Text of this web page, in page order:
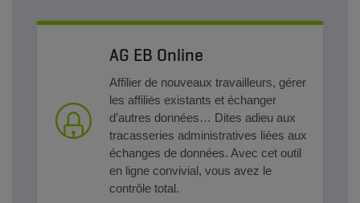
AG EB Online
Affilier de nouveaux travailleurs, gérer
les affiliés existants et échanger
d’autres données… Dites adieu aux
tracasseries administratives liées aux
échanges de données. Avec cet outil
en ligne convivial, vous avez le
contrôle total.